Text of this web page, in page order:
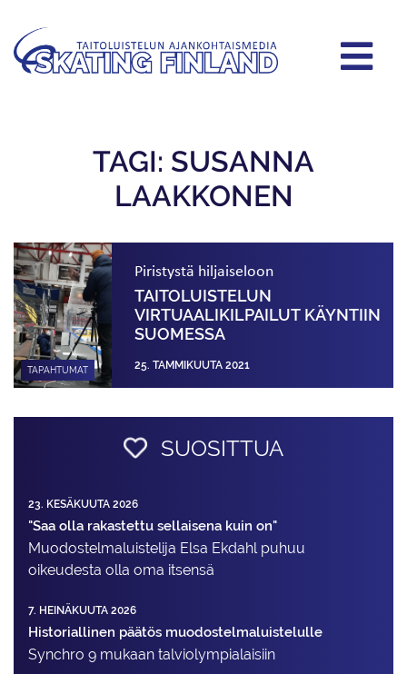
TAGI: SUSANNA
LAAKKONEN
TAPAHTUMAT
Piristystä hiljaiseloon
TAITOLUISTELUN
VIRTUAALIKILPAILUT KÄYNTIIN
SUOMESSA
25. TAMMIKUUTA 2021
SUOSITTUA
23. KESÄKUUTA 2026
"Saa olla rakastettu sellaisena kuin on"
Muodostelma­luistelija Elsa Ekdahl puhuu
oikeudesta olla oma itsensä
7. HEINÄKUUTA 2026
Historiallinen päätös muodostelmaluistelulle
Synchro 9 mukaan talviolympialaisiin